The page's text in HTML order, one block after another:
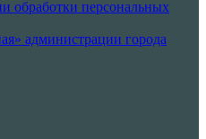
обработки персональных
администрации города